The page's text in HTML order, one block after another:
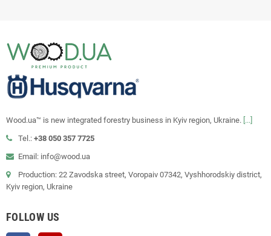
Wood.ua™ is new integrated forestry business in Kyiv region, Ukraine. [...]
Tel.: +38 050 357 7725
Email: info@wood.ua
Production: 22 Zavodska street, Voropaiv 07342, Vyshhorodskiy district,
Kyiv region, Ukraine
FOLLOW US